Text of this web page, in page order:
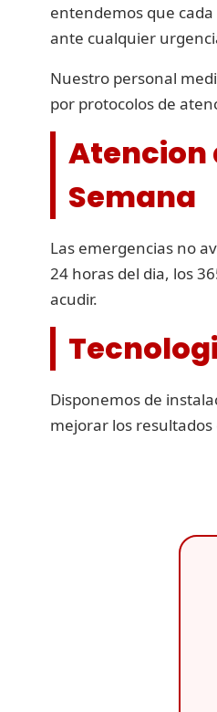
entendemos que
ante cualquier
Nuestro personal
por protocolos de
Atencion
Semana
Las emergencias no
24 horas del dia, los
acudir.
Disponemos de
mejorar los